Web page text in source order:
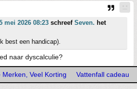
mei 2026 08:23 schreef Seven. het
best een handicap).
naar dyscalculie?
Veel Korting Vattenfall cadeau